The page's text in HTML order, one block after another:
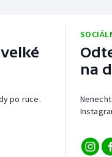
po ruce.
na